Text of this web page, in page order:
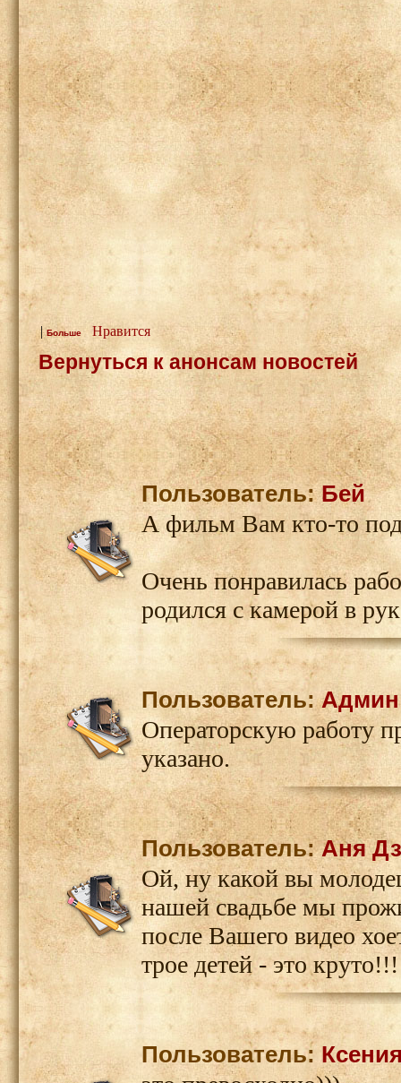
| Больше Нравится
Вернуться к анонсам новостей
Пользователь:Бей
А фильм Вам кто-то
Очень понравилась
родился с камерой в
Пользователь:
Операторскую работу
указано.
Пользователь:Аня
Ой, ну какой вы
нашей свадьбе мы
после Вашего видео
трое детей - это
Пользователь: